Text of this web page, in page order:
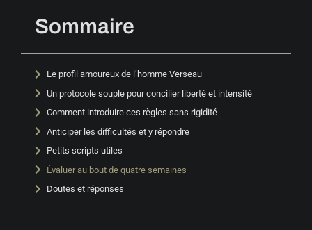
Sommaire
Le profil amoureux de l’homme Verseau
Un protocole souple pour concilier liberté et intensité
Comment introduire ces règles sans rigidité
Anticiper les difficultés et y répondre
Petits scripts utiles
Évaluer au bout de quatre semaines
Doutes et réponses